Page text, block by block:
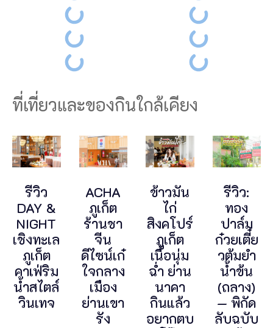
ที่เที่ยวและของกินใกล้เคียง
รีวิว
DAY &
NIGHT
เชิงทะเล
ภูเก็ต
คาเฟ่ริม
น้ำสไตล์
วินเทจ
ACHA
ภูเก็ต
ร้านชา
จีน
ดีไซน์เก๋
ใจกลาง
เมือง
ย่านเขา
รัง
ข้าวมัน
ไก่
สิงคโปร์
ภูเก็ต
เนื้อนุ่ม
ฉ่ำ ย่าน
นาคา
กินแล้ว
อยากตบ
รีวิว:
ทอง
ปาล์ม
ก๋วยเตี๋ย
วต้มยำ
น้ำข้น
(ถลาง)
— พิกัด
ลับฉบับ